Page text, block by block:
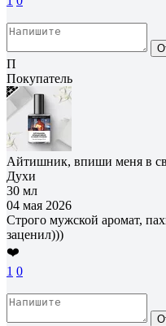
П
Покупатель
Айтишник, впиши меня в
Духи
30 мл
04 мая 2026
Строго мужской аромат,
заценил)))
❤️
1 0